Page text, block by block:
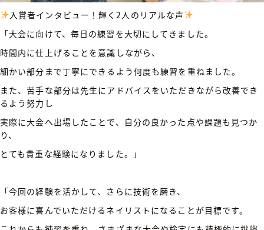
入賞者インタビュー！輝く2人のリアルな声
「大会に向けて、毎日の練習を大切にしてきました。
時間内に仕上げることを意識しながら、
細かい部分まで丁寧にできるよう何度も練習を重ねました。
また、苦手な部分は先生にアドバイスをいただきながら改善でき
るよう努力し
実際に大会へ出場したことで、自分の良かった点や課題も見つか
り、
とても貴重な経験になりました。」
「今回の経験を活かして、さらに技術を磨き、
お客様に喜んでいただけるネイリストになることが目標です。